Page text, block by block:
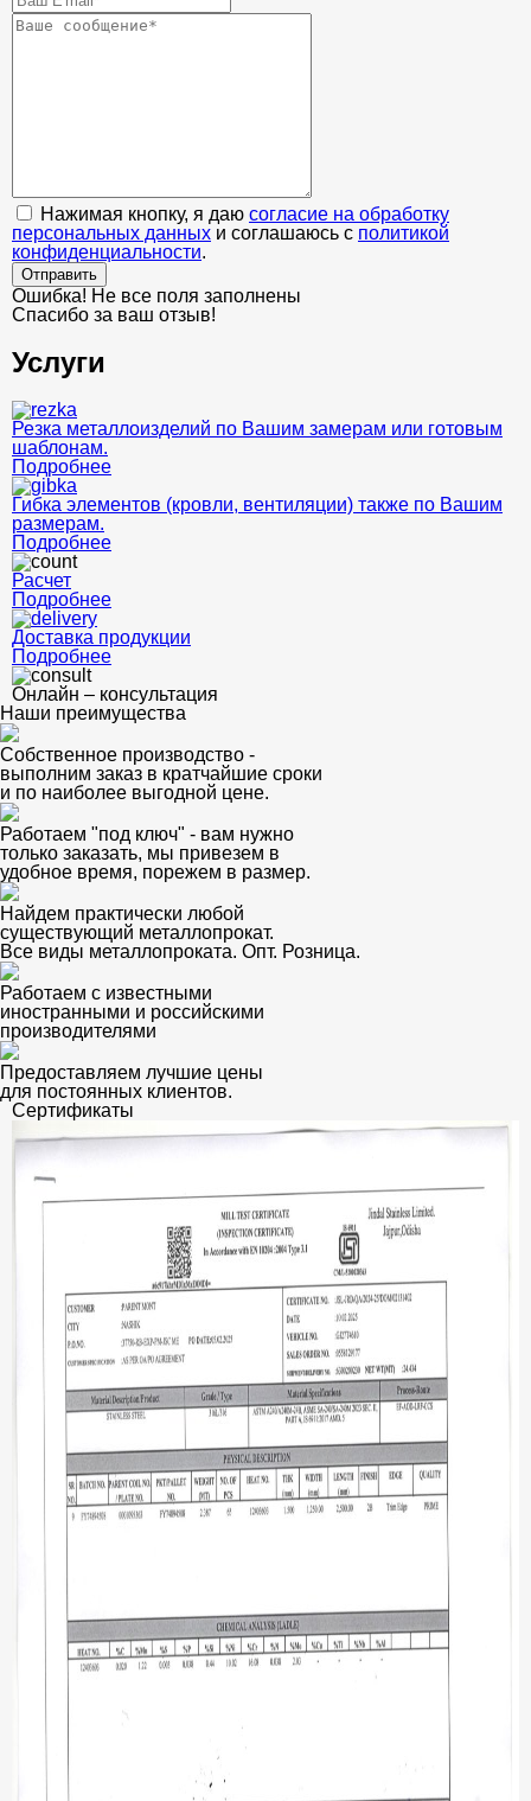
Нажимая кнопку, я даю согласие на обработку
персональных данных и соглашаюсь с политикой
конфиденциальности.
Отправить
Ошибка! Не все поля заполнены
Спасибо за ваш отзыв!
Услуги
Резка металлоизделий по Вашим замерам или готовым
шаблонам.
Подробнее
Гибка элементов (кровли, вентиляции) также по Вашим
размерам.
Подробнее
Расчет
Подробнее
Доставка продукции
Подробнее
Онлайн – консультация
Наши преимущества
Собственное производство -
выполним заказ в кратчайшие сроки
и по наиболее выгодной цене.
Работаем "под ключ" - вам нужно
только заказать, мы привезем в
удобное время, порежем в размер.
Найдем практически любой
существующий металлопрокат.
Все виды металлопроката. Опт. Розница.
Работаем с известными
иностранными и российскими
производителями
Предоставляем лучшие цены
для постоянных клиентов.
Сертификаты